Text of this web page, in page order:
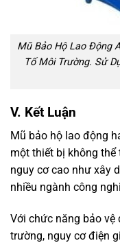
Mũ Bảo Hộ Lao Động
Tố Môi Trường. Sử
V. Kết Luận
Mũ bảo hộ lao động
một thiết bị không
nguy cơ cao như xây
nhiều ngành công
Với chức năng bảo
trường, nguy cơ điện